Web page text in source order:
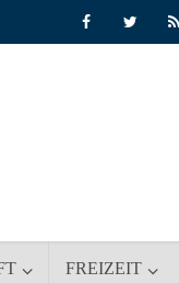
FREIZEIT